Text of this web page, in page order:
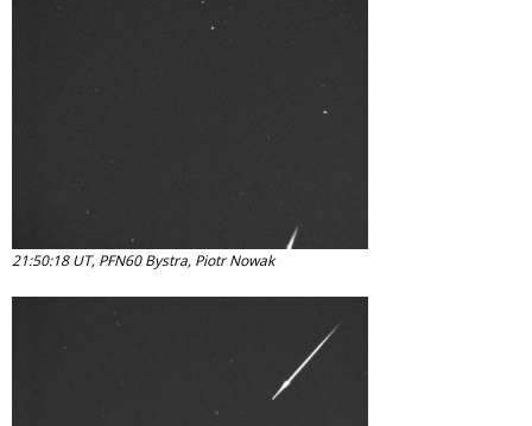
21:50:18 UT, PFN60 Bystra, Piotr Nowak